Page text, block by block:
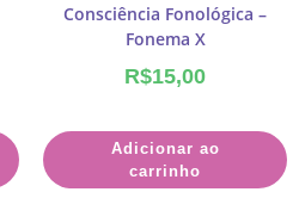
Consciência Fonológica –
Fonema X
R$15,00
Adicionar ao
carrinho